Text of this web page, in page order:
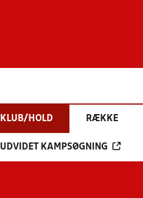
KLUB/HOLD RÆKKE
UDVIDET KAMPSØGNING